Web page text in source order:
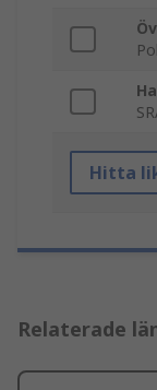
Hitta
Relaterade